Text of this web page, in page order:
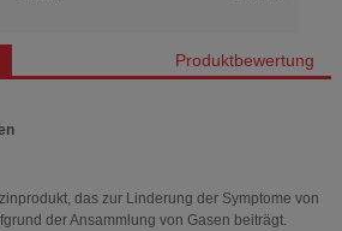
Produktbewertung
das zur Linderung der Symptome von
der Ansammlung von Gasen beiträgt.